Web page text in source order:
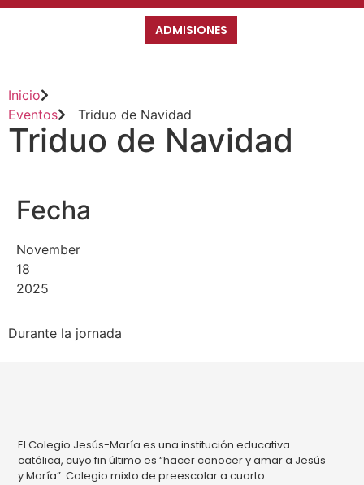
ADMISIONES
Inicio
Eventos
Triduo de Navidad
Triduo de Navidad
Fecha
November
18
2025
Durante la jornada
El Colegio Jesús-María es una institución educativa
católica, cuyo fin último es “hacer conocer y amar a Jesús
y María”. Colegio mixto de preescolar a cuarto.